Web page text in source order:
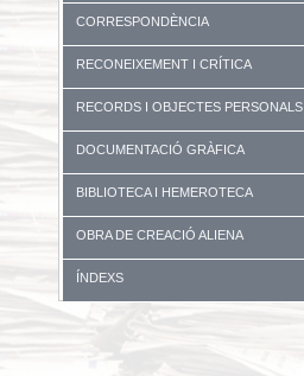
CORRESPONDÈNCIA
RECONEIXEMENT I CRÍTICA
RECORDS I OBJECTES PERSONALS
DOCUMENTACIÓ GRÀFICA
BIBLIOTECA I HEMEROTECA
OBRA DE CREACIÓ ALIENA
ÍNDEXS